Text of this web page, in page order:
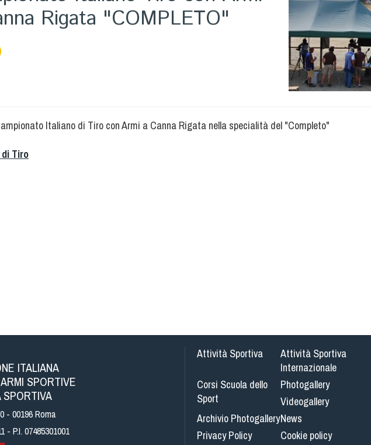
Rigata "COMPLETO"
Italiano di Tiro con Armi a Canna Rigata nella specialità del "Completo"
Tiro
ITALIANA
SPORTIVE
SPORTIVA
- 00196 Roma
- P.I. 07485301001
Attività Sportiva
Attività Sportiva
Internazionale
Corsi Scuola dello
Sport
Photogallery
Videogallery
Archivio PhotogalleryNews
Privacy Policy
Cookie policy